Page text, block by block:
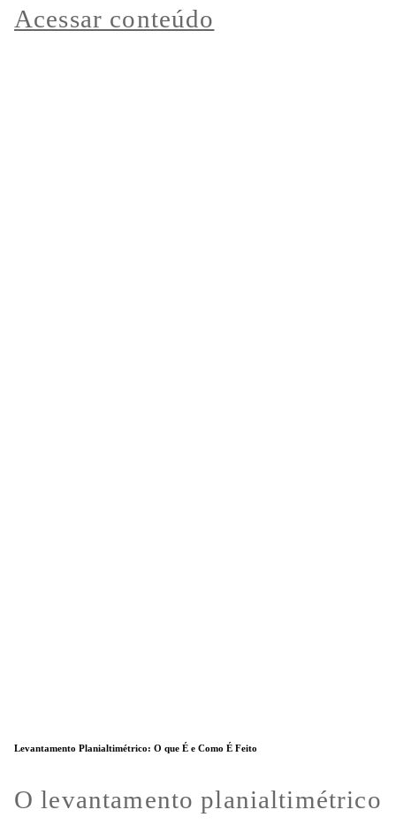
Acessar conteúdo
Levantamento Planialtimétrico: O que É e Como É Feito
O levantamento planialtimétrico